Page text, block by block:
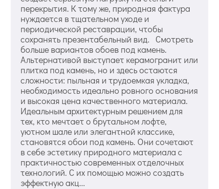
перекрытия. К тому же, природная фактура
нуждается в тщательном уходе и
периодической реставрации, чтобы
сохранять презентабельный вид. Смотреть
больше вариантов обоев под камень.
Альтернативой выступает керамогранит или
плитка под камень, но и здесь остаются
сложности: пыльная и трудоемкая укладка,
необходимость идеально ровного основания
и высокая цена качественного материала.
Идеальным архитектурным решением для
тех, кто мечтает о брутальном лофте,
уютном шале или элегантной классике,
становятся обои под камень. Они сочетают
в себе эстетику природного материала с
практичностью современных отделочных
технологий. С их помощью можно создать
эффектную акц...